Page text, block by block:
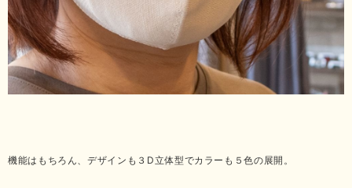
機能はもちろん、デザインも３D立体型でカラーも５色の展開。